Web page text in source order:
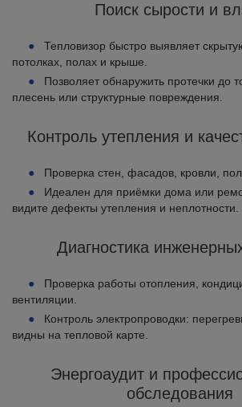
Поиск сырости и
Тепловизор быстро выявляет
потолках, полах и крыше.
Позволяет обнаружить протечки до
плесень или структурные повреждения.
Контроль утепления и
Проверка стен, фасадов, кровли,
Идеален для приёмки дома или
видите дефекты утепления и неплотности.
Диагностика
Проверка работы отопления,
вентиляции.
Контроль электропроводки:
видны на тепловой карте.
Энергоаудит и
обследования